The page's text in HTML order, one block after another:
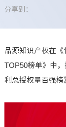
分享到：
品源知识产权在
TOP50榜单》中
利总授权量百强榜